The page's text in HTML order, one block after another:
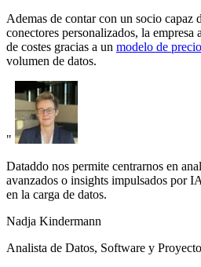
Ademas de contar con un socio capaz
conectores personalizados, la
de costes gracias a un modelo de
volumen de datos.
"
Dataddo nos permite centrarnos en
avanzados o insights impulsados por
en la carga de datos.
Nadja Kindermann
Analista de Datos, Software y